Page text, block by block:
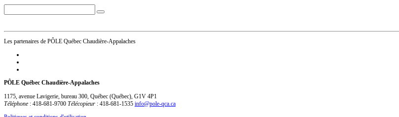
Les partenaires de PÔLE Québec Chaudière-Appalaches
PÔLE Québec Chaudière-Appalaches
1175, avenue Lavigerie, bureau 300 Québec (Québec), G1V 4P1
Téléphone : 418-681-9700 Télécopieur : 418-681-1535 info@pole-qca.ca